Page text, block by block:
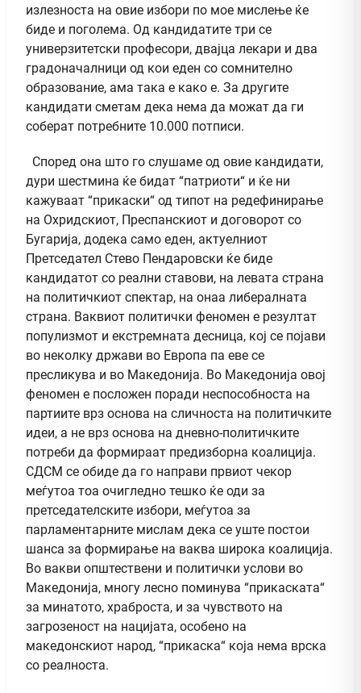
излезноста на овие избори по мое мислење ќе
биде и поголема. Од кандидатите три се
универзитетски професори, двајца лекари и два
градоначалници од кои еден со сомнително
образование, ама така е како е. За другите
кандидати сметам дека нема да можат да ги
соберат потребните 10.000 потписи.
Според она што го слушаме од овие кандидати,
дури шестмина ќе бидат “патриоти“ и ќе ни
кажуваат “прикаски“ од типот на редефинирање
на Охридскиот, Преспанскиот и договорот со
Бугарија, додека само еден, актуелниот
Претседател Стево Пендаровски ќе биде
кандидатот со реални ставови, на левата страна
на политичкиот спектар, на онаа либералната
страна. Ваквиот политички феномен е резултат
популизмот и екстремната десница, кој се појави
во неколку држави во Европа па еве се
пресликува и во Македонија. Во Македонија овој
феномен е посложен поради неспособноста на
партиите врз основа на сличноста на политичките
идеи, а не врз основа на дневно-политичките
потреби да формираат предизборна коалиција.
СДСМ се обиде да го направи првиот чекор
меѓутоа тоа очигледно тешко ќе оди за
претседателските избори, меѓутоа за
парламентарните мислам дека се уште постои
шанса за формирање на ваква широка коалиција.
Во вакви општествени и политички услови во
Македонија, многу лесно поминува “прикаската“
за минатото, храброста, и за чувството на
загрозеност на нацијата, особено на
македонскиот народ, “прикаска“ која нема врска
со реалноста.